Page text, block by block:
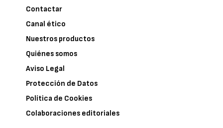
Contactar
Canal ético
Nuestros productos
Quiénes somos
Aviso Legal
Protección de Datos
Política de Cookies
Colaboraciones editoriales